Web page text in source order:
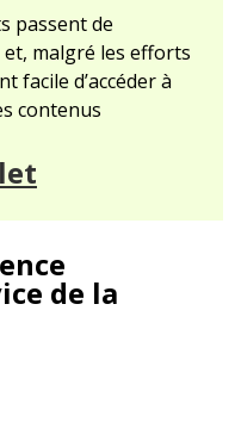
passent de
malgré les efforts
facile d’accéder à
contenus
de la